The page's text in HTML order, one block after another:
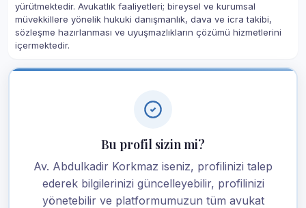
yürütmektedir. Avukatlık faaliyetleri; bireysel ve kurumsal
müvekkillere yönelik hukuki danışmanlık, dava ve icra takibi,
sözleşme hazırlanması ve uyuşmazlıkların çözümü hizmetlerini
içermektedir.
Bu profil sizin mi?
Av. Abdulkadir Korkmaz iseniz, profilinizi talep
ederek bilgilerinizi güncelleyebilir, profilinizi
yönetebilir ve platformumuzun tüm avukat